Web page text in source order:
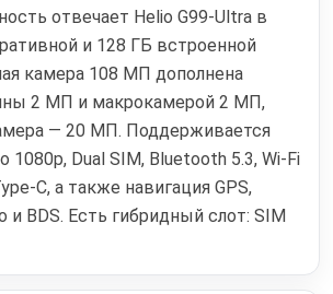
отвечает Helio G99-Ultra в
и 128 ГБ встроенной
камера 108 МП дополнена
2 МП и макрокамерой 2 МП,
— 20 МП. Поддерживается
1080p, Dual SIM, Bluetooth 5.3, Wi‑Fi
C, а также навигация GPS,
и BDS. Есть гибридный слот: SIM